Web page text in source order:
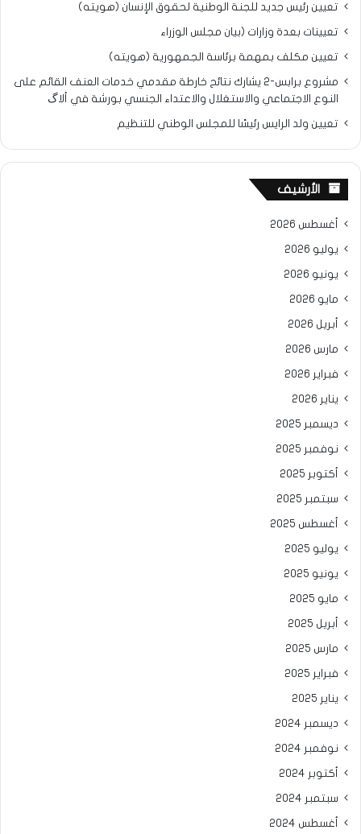
تعيين رئيس جديد للجنة الوطنية لحقوق الإنسان (هويته)
تعيينات بعدة وزارات (بيان مجلس الوزراء
تعيين مكلف بمهمة برئاسة الجمهورية (هويته)
مشروع برابس-2 يشارك نتائح خارطة مقدمي خدمات العنف القائم على
النوع الاجتماعي والاستغلال والاعتداء الجنسي بورشة في ألاگ
تعيين ولد الرايس رئيسًا للمجلس الوطني للتنظيم
الأرشيف
أغسطس 2026
يوليو 2026
يونيو 2026
مايو 2026
أبريل 2026
مارس 2026
فبراير 2026
يناير 2026
ديسمبر 2025
نوفمبر 2025
أكتوبر 2025
سبتمبر 2025
أغسطس 2025
يوليو 2025
يونيو 2025
مايو 2025
أبريل 2025
مارس 2025
فبراير 2025
يناير 2025
ديسمبر 2024
نوفمبر 2024
أكتوبر 2024
سبتمبر 2024
أغسطس 2024